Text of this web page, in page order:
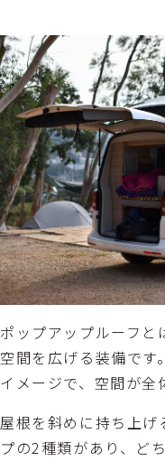
ポップアップルーフ
空間を広げる装備です
イメージで、空間が全
屋根を斜めに持ち上げ
プの2種類があり、ど